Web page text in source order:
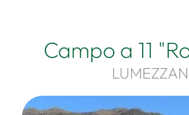
Campo a 11